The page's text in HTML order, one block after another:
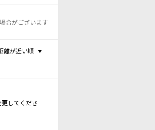
合がございます
離が近い順
してくださ